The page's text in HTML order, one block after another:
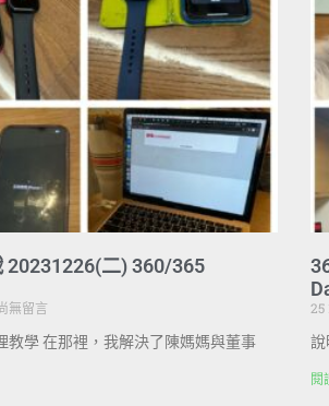
20231226(二) 360/365
無留言
教學 在那裡，我解決了陳媽媽與董事
25
說
閱